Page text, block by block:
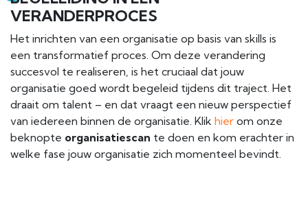
VERANDERPROCES
Het inrichten van een organisatie op basis van skills is
een transformatief proces. Om deze verandering
succesvol te realiseren, is het cruciaal dat jouw
organisatie goed wordt begeleid tijdens dit traject. Het
draait om talent – en dat vraagt een nieuw perspectief
van iedereen binnen de organisatie. Klik hier om onze
beknopte organisatiescan te doen en kom erachter in
welke fase jouw organisatie zich momenteel bevindt.